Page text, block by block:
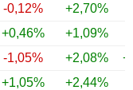
-0,12% +2,70%
+0,46% +1,09%
-1,05% +2,08%
+1,05% +2,44%